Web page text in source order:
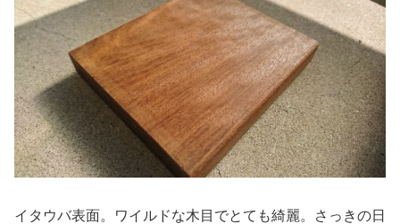
イタウバ表面。ワイルドな木目でとても綺麗。さっきの日